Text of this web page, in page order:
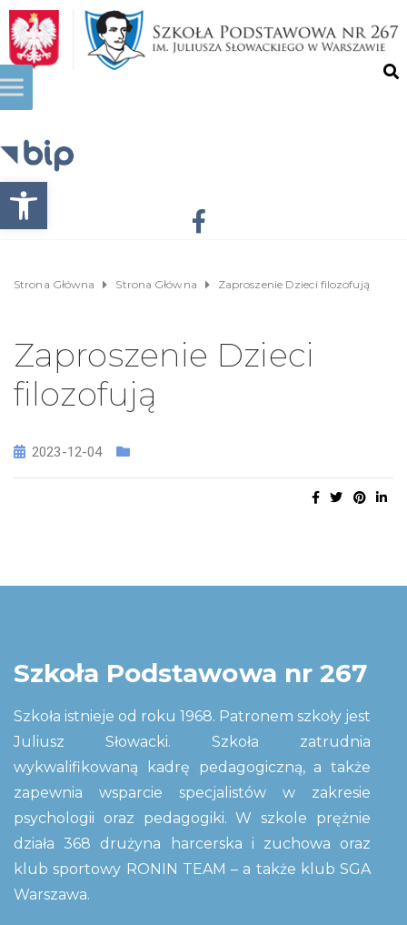
Otwórz pasek narzędzi
Strona Główna Strona Główna Zaproszenie Dzieci filozofują
Zaproszenie Dzieci
filozofują
2023-12-04
Szkoła Podstawowa nr 267
Szkoła istnieje od roku 1968. Patronem szkoły jest
Juliusz Słowacki. Szkoła zatrudnia
wykwalifikowaną kadrę pedagogiczną, a także
zapewnia wsparcie specjalistów w zakresie
psychologii oraz pedagogiki. W szkole prężnie
działa 368 drużyna harcerska i zuchowa oraz
klub sportowy RONIN TEAM – a także klub SGA
Warszawa.